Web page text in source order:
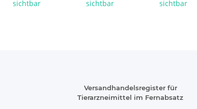
sichtbar
sichtbar
sichtbar
Versandhandelsregister für
Tierarzneimittel im Fernabsatz